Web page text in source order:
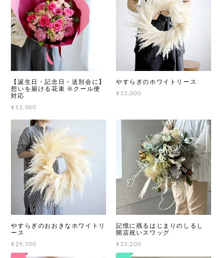
【誕生日・記念日・送別会に】
想いを届ける花束 ※クール便
対応
¥11,000
やすらぎのホワイトリース
¥13,000
やすらぎのおおきなホワイトリ
ース
¥29,700
記憶に残るはじまりのしるし
開店祝いスワッグ
¥23,200